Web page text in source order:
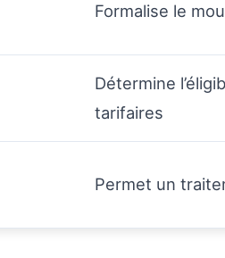
Formalise le
Détermine
tarifaires
Permet un